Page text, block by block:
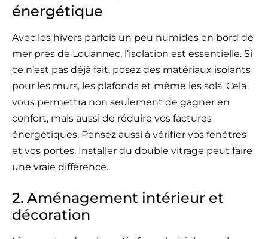
énergétique
Avec les hivers parfois un peu humides en bord de
mer près de Louannec, l’isolation est essentielle. Si
ce n’est pas déjà fait, posez des matériaux isolants
pour les murs, les plafonds et même les sols. Cela
vous permettra non seulement de gagner en
confort, mais aussi de réduire vos factures
énergétiques. Pensez aussi à vérifier vos fenêtres
et vos portes. Installer du double vitrage peut faire
une vraie différence.
2. Aménagement intérieur et
décoration